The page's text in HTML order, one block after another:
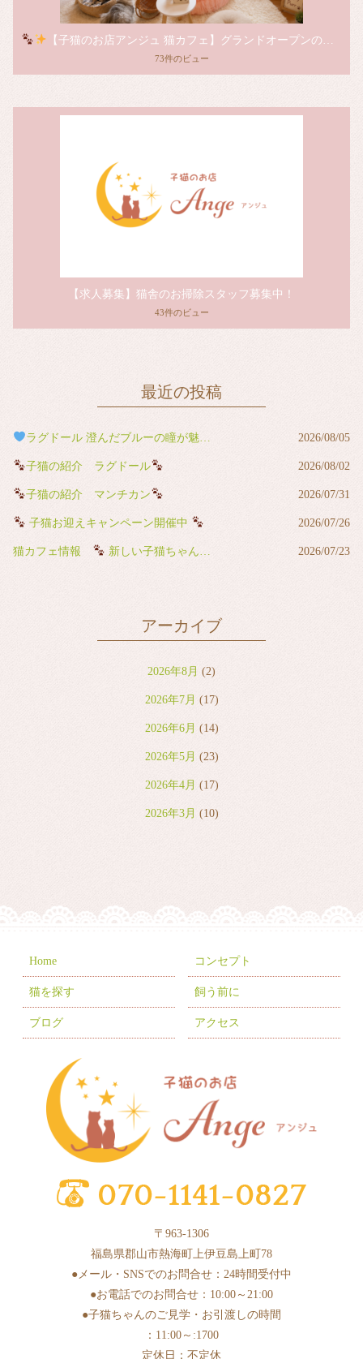
【子猫のお店アンジュ 猫カフェ】グランドオープンのお知らせ
73件のビュー
【求人募集】猫舎のお掃除スタッフ募集中！
43件のビュー
最近の投稿
ラグドール 澄んだブルーの瞳が魅力の男の子 2026/08/05
子猫の紹介 ラグドール 2026/08/02
子猫の紹介 マンチカン 2026/07/31
子猫お迎えキャンペーン開催中 2026/07/26
猫カフェ情報 新しい子猫ちゃんが猫カフェデビューしました 2026/07/23
アーカイブ
2026年8月 (2)
2026年7月 (17)
2026年6月 (14)
2026年5月 (23)
2026年4月 (17)
2026年3月 (10)
2025年11月
2025年10月(9)
2025年9月(2)
2025年6月(3)
(6)
2025年3月(11)
2025年1月 (2)
2024年10月(1)
2024年9月 (1)
2024年8月 (1)
2024年6月(3)
Home コンセプト
猫を探す 飼う前に
ブログ アクセス
〒963-1306
福島県郡山市熱海町上伊豆島上町78
●メール・SNSでのお問合せ：24時間受付中
●お電話でのお問合せ：10:00～21:00
●子猫ちゃんのご見学・お引渡しの時間
：11:00～:1700
定休日：不定休